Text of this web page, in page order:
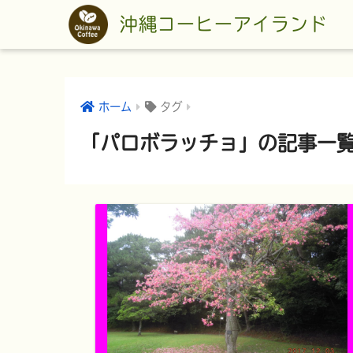
沖縄コーヒーアイランド
ホーム タグ
「パロボラッチョ」の記事一